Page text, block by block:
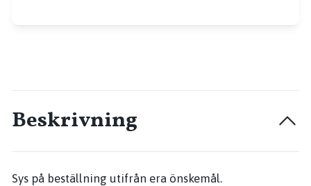
Beskrivning
Sys på beställning utifrån era önskemål.